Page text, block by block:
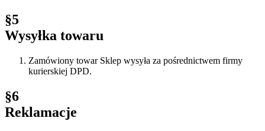
§5
Wysyłka towaru
Zamówiony towar Sklep wysyła za pośrednictwem firmy
kurierskiej DPD.
§6
Reklamacje